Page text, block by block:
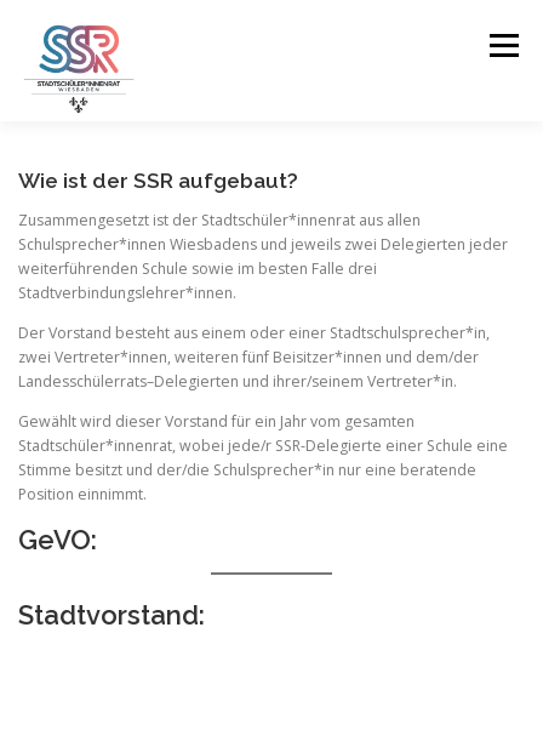
content
Menu
KONTAKT
Wie ist der SSR aufgebaut?
Zusammengesetzt ist der Stadtschüler*innenrat aus allen
Schulsprecher*innen Wiesbadens und jeweils zwei Delegierten jeder
weiterführenden Schule sowie im besten Falle drei
Stadtverbindungslehrer*innen.
Der Vorstand besteht aus einem oder einer Stadtschulsprecher*in,
zwei Vertreter*innen, weiteren fünf Beisitzer*innen und dem/der
Landesschülerrats–Delegierten und ihrer/seinem Vertreter*in.
Gewählt wird dieser Vorstand für ein Jahr vom gesamten
Stadtschüler*innenrat, wobei jede/r SSR-Delegierte einer Schule eine
Stimme besitzt und der/die Schulsprecher*in nur eine beratende
Position einnimmt.
GeVO:
Stadtvorstand: